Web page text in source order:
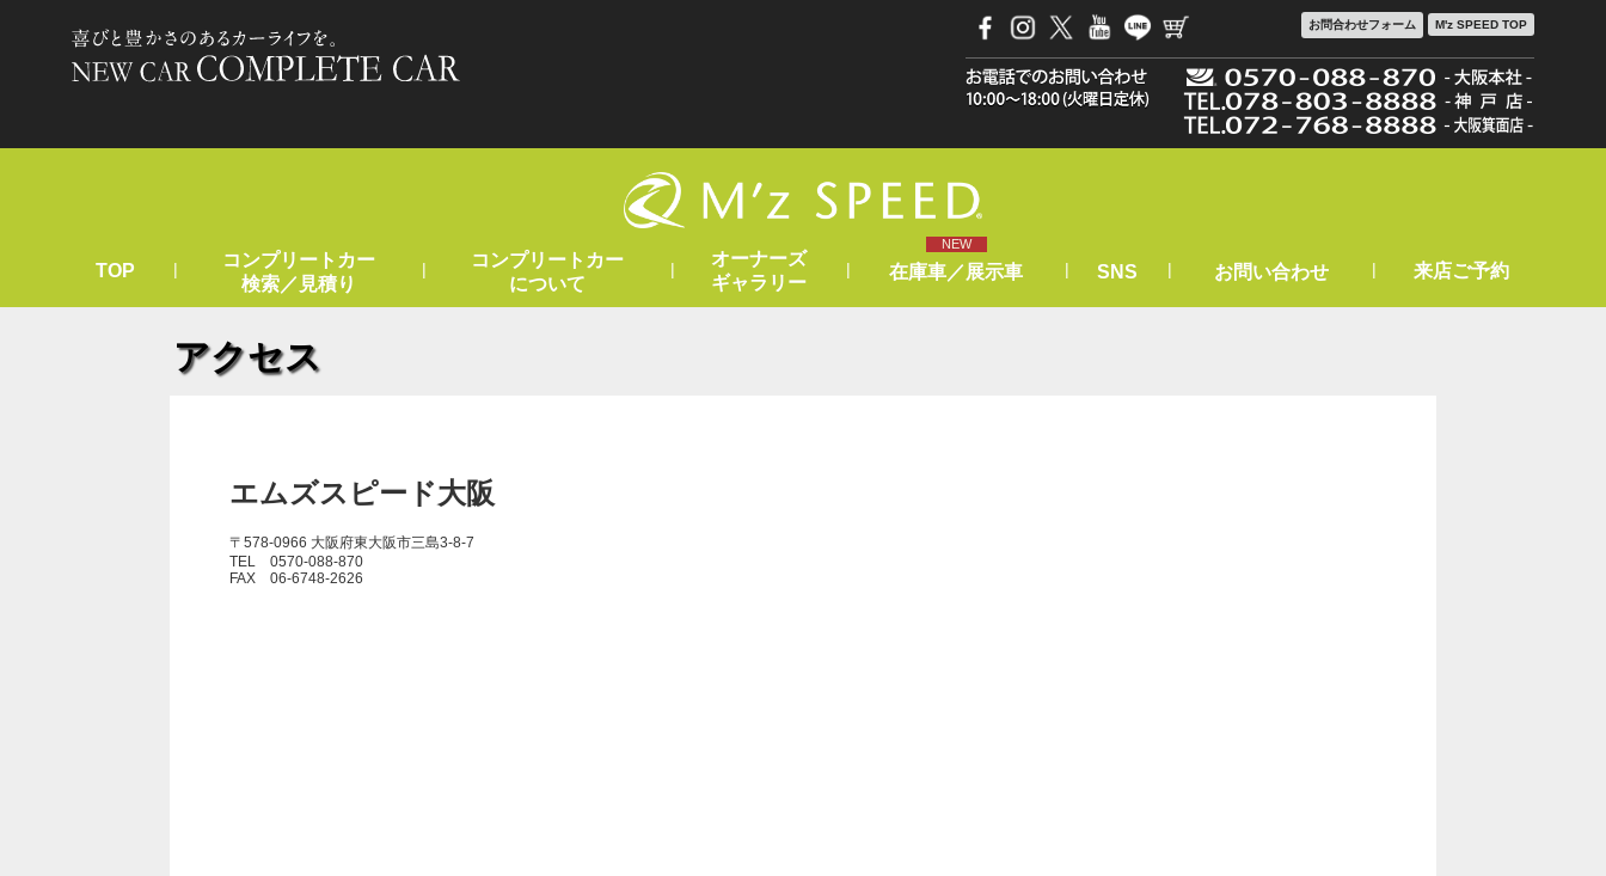
お問合わせフォーム M'z SPEED TOP
TOP |
コンプリートカー
検索／見積り
|
コンプリートカー
について
|
オーナーズ
ギャラリー
|
NEW
在庫車／展示車 | SNS | お問い合わせ | 来店ご予約
アクセス
エムズスピード大阪
〒578-0966 大阪府東大阪市三島3-8-7
TEL 0570-088-870
FAX 06-6748-2626